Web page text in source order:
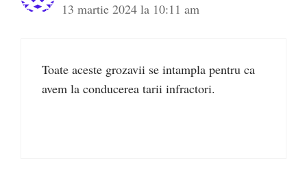
13 martie 2024 la 10:11 am
Toate aceste grozavii se intampla pentru ca
avem la conducerea tarii infractori.